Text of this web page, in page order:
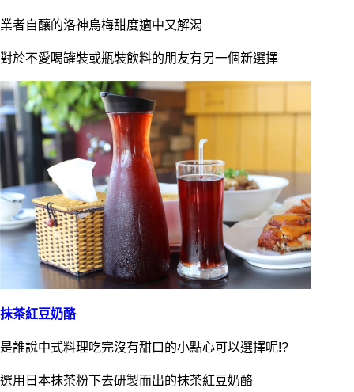
業者自釀的洛神烏梅甜度適中又解渴
對於不愛喝罐裝或瓶裝飲料的朋友有另一個新選擇
抹茶紅豆奶酪
是誰說中式料理吃完沒有甜口的小點心可以選擇呢!?
選用日本抹茶粉下去研製而出的抹茶紅豆奶酪